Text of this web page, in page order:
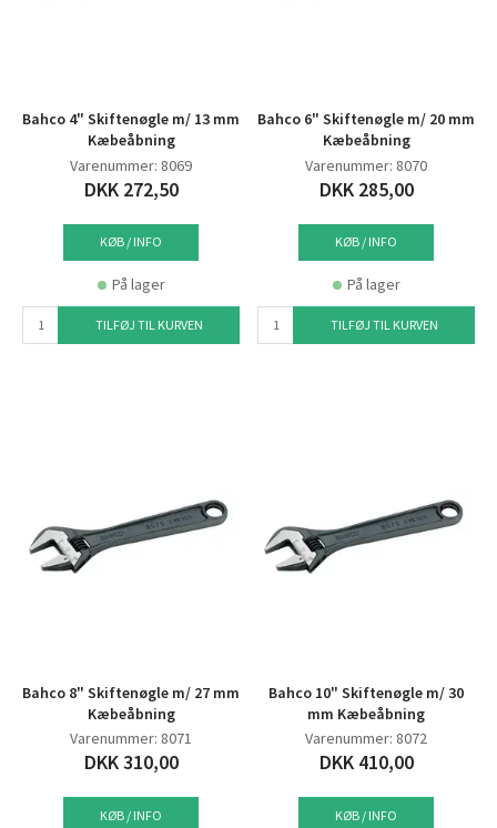
Bahco 4" Skiftenøgle m/ 13 mm
Kæbeåbning
Varenummer: 8069
DKK 272,50
KØB / INFO
På lager
TILFØJ TIL KURVEN
Bahco 6" Skiftenøgle m/ 20 mm
Kæbeåbning
Varenummer: 8070
DKK 285,00
KØB / INFO
På lager
TILFØJ TIL KURVEN
Bahco 8" Skiftenøgle m/ 27 mm
Kæbeåbning
Varenummer: 8071
DKK 310,00
KØB / INFO
Bahco 10" Skiftenøgle m/ 30
mm Kæbeåbning
Varenummer: 8072
DKK 410,00
KØB / INFO